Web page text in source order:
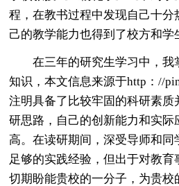
程，在教书过程中发现自己十分
己的教学能力也得到了校方和学
在三年的研究生学习中，我
知识，本文信息来源于http：//
注明具备了比较牢固的科研素
研思路，自己的创新能力和实际
高。在读研期间，深受导师和
足够的实践经验，但出于对教
切期盼能贵校的一分子，为贵